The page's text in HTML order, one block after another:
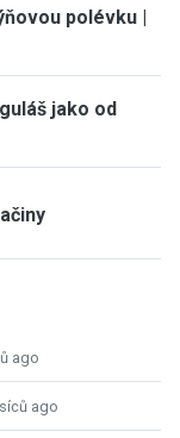
polévku |
jako od
ago
ago